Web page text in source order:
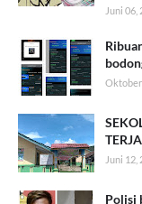
Juni 06,
Oktober
Juni 12,
Polisi